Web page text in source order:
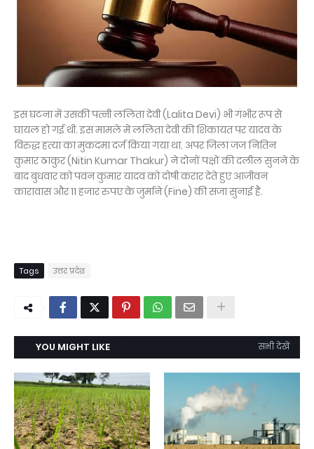
इस घटना में उसकी पत्नी ललिता देवी (Lalita Devi) भी गंभीर रूप से
घायल हो गई थी. इस मामले में ललिता देवी की शिकायत पर यादव के
विरुद्ध हत्या का मुकदमा दर्ज किया गया था. अपर जिला जज नितिन
कुमार ठाकुर (Nitin Kumar Thakur) ने दोनों पक्षों की दलील सुनने के
बाद बुधवार को पवन कुमार यादव को दोषी करार देते हुए आजीवन
कारावास और 11 हजार रुपए के जुर्माने (Fine) की सजा सुनाई है.
Tags उत्तर प्रदेश
YOU MIGHT LIKE सभी देखें